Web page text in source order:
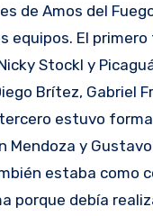
de Amos del
equipos. El
Stockl y
Brítez, Gabriel
estuvo
Mendoza y
estaba como
porque debía